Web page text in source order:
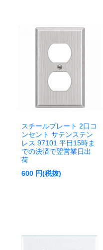
スチールプレート 2口コ
ンセント サテンステン
レス 97101 平日15時ま
での決済で翌営業日出
荷
600 円(税抜)